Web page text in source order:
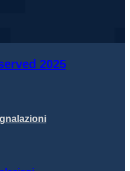
2025